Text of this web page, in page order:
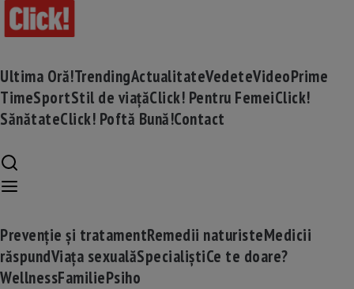
Ultima Oră!TrendingActualitateVedeteVideoPrime
TimeSportStil de viațăClick! Pentru FemeiClick!
SănătateClick! Poftă Bună!Contact
Prevenție și tratamentRemedii naturisteMedicii
răspundViața sexualăSpecialiștiCe te doare?
WellnessFamiliePsiho